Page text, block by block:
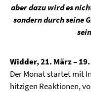
aber dazu wird es
sondern durch seine
Widder, 21. März –
Der Monat startet mit
hitzigen Reaktionen,